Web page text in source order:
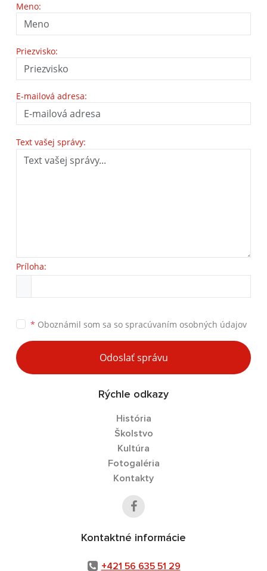
Meno:
Priezvisko:
E-mailová adresa:
Text vašej správy:
Príloha:
* Oboznámil som sa so spracúvaním osobných údajov
Odoslať správu
Rýchle odkazy
História
Školstvo
Kultúra
Fotogaléria
Kontakty
Kontaktné informácie
+421 56 635 51 29